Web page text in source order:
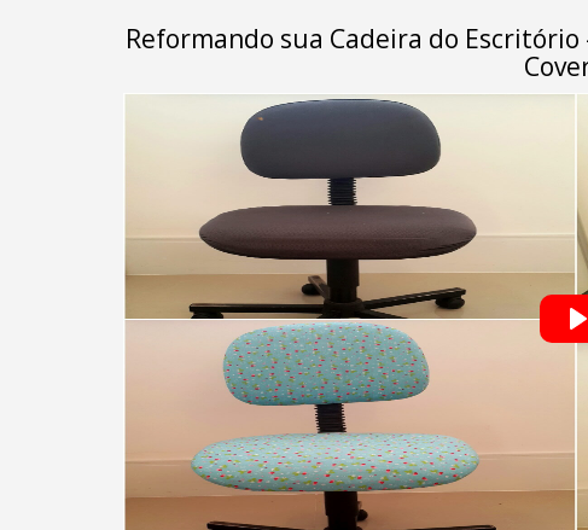
Reformando sua Cadeira do Escritório